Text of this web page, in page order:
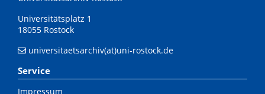
Universitätsplatz 1
18055 Rostock
universitaetsarchiv(at)uni-rostock.de
Service
Impressum